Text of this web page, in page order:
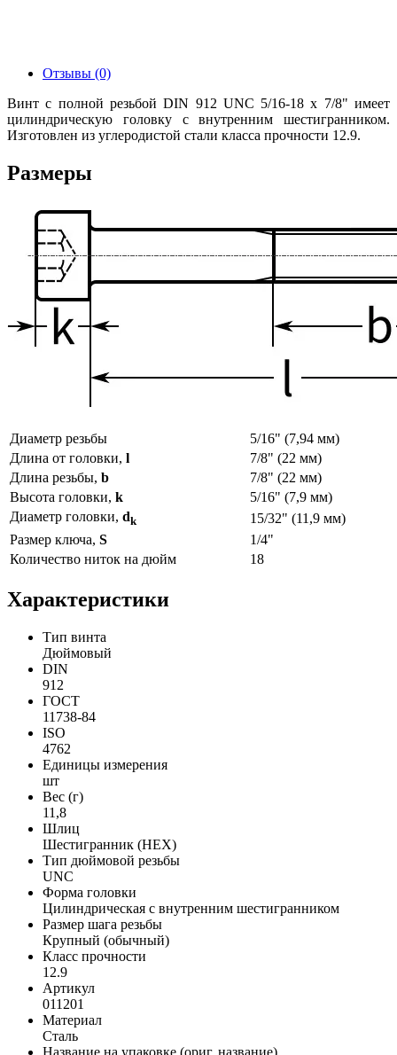
Отзывы (0)
Винт с полной резьбой DIN 912 UNC 5/16-18 x 7/8" имеет
цилиндрическую головку с внутренним шестигранником.
Изготовлен из углеродистой стали класса прочности 12.9.
Размеры
Диаметр резьбы
5/16" (7,94 мм)
Длина от головки, l
7/8" (22 мм)
Длина резьбы, b
7/8" (22 мм)
Высота головки, k
5/16" (7,9 мм)
Диаметр головки, dk
15/32" (11,9 мм)
Размер ключа, S
1/4"
Количество ниток на дюйм
18
Характеристики
Тип винта
Дюймовый
DIN
912
ГОСТ
11738-84
ISO
4762
Единицы измерения
шт
Вес (г)
11,8
Шлиц
Шестигранник (HEX)
Тип дюймовой резьбы
UNC
Форма головки
Цилиндрическая с внутренним шестигранником
Размер шага резьбы
Крупный (обычный)
Класс прочности
12.9
Артикул
011201
Материал
Сталь
Название на упаковке (ориг. название)